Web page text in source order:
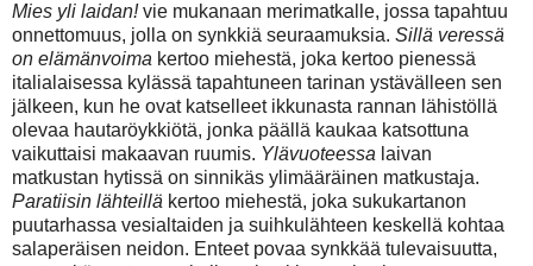
Mies yli laidan!vie mukanaan merimatkalle, jossa tapahtuu
onnettomuus, jolla on synkkiä seuraamuksia. Sillä veressä
on elämänvoima kertoo miehestä, joka kertoo pienessä
italialaisessa kylässä tapahtuneen tarinan ystävälleen sen
jälkeen, kun he ovat katselleet ikkunasta rannan lähistöllä
olevaa hautaröykkiötä, jonka päällä kaukaa katsottuna
vaikuttaisi makaavan ruumis. Ylävuoteessa laivan
matkustan hytissä on sinnikäs ylimääräinen matkustaja.
Paratiisin lähteillä kertoo miehestä, joka sukukartanon
puutarhassa vesialtaiden ja suihkulähteen keskellä kohtaa
salaperäisen neidon. Enteet povaa synkkää tulevaisuutta,